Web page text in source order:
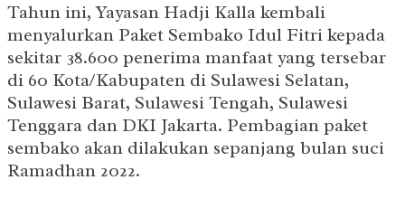
Tahun ini, Yayasan Hadji Kalla kembali
menyalurkan Paket Sembako Idul Fitri kepada
sekitar 38.600 penerima manfaat yang tersebar
di 60 Kota/Kabupaten di Sulawesi Selatan,
Sulawesi Barat, Sulawesi Tengah, Sulawesi
Tenggara dan DKI Jakarta. Pembagian paket
sembako akan dilakukan sepanjang bulan suci
Ramadhan 2022.